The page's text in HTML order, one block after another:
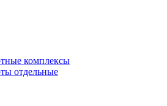
комплексы
отдельные